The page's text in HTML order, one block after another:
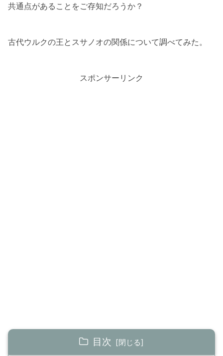
共通点があることをご存知だろうか？
古代ウルクの王とスサノオの関係について調べてみた。
スポンサーリンク
目次